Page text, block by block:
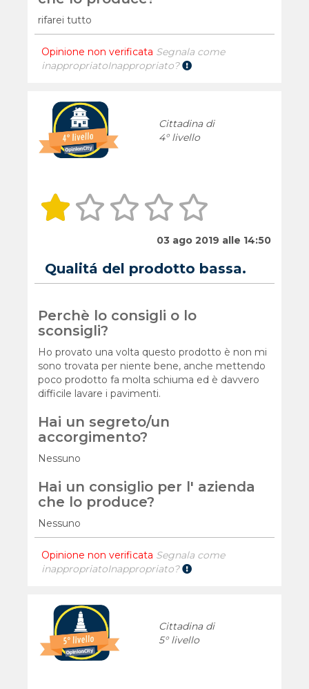
rifarei tutto
Opinione non verificata Segnala come
inappropriatoInappropriato?
Cittadina di
4° livello
03 ago 2019 alle 14:50
Qualitá del prodotto bassa.
Perchè lo consigli o lo
sconsigli?
Ho provato una volta questo prodotto è non mi
sono trovata per niente bene, anche mettendo
poco prodotto fa molta schiuma ed è davvero
difficile lavare i pavimenti.
Hai un segreto/un
accorgimento?
Nessuno
Hai un consiglio per l' azienda
che lo produce?
Nessuno
Opinione non verificata Segnala come
inappropriatoInappropriato?
Cittadina di
5° livello